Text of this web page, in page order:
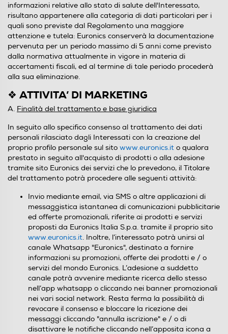
informazioni relative allo stato di salute dell'Interessato,
risultano appartenere alla categoria di dati particolari per i
quali sono previste dal Regolamento una maggiore
attenzione e tutela: Euronics conserverà la documentazione
pervenuta per un periodo massimo di 5 anni come previsto
dalla normativa attualmente in vigore in materia di
accertamenti fiscali, ed al termine di tale periodo procederà
alla sua eliminazione.
❖ ATTIVITA’ DI MARKETING
A. Finalità del trattamento e base giuridica
In seguito allo specifico consenso al trattamento dei dati
personali rilasciato dagli Interessati con la creazione del
proprio profilo personale sul sito www.euronics.it o qualora
prestato in seguito all'acquisto di prodotti o alla adesione
tramite sito Euronics dei servizi che lo prevedono, il Titolare
del trattamento potrà procedere alle seguenti attività:
Invio mediante email, via SMS o altre applicazioni di
messaggistica istantanea di comunicazioni pubblicitarie
ed offerte promozionali, riferite ai prodotti e servizi
proposti da Euronics Italia S.p.a. tramite il proprio sito
www.euronics.it. Inoltre, l’interessato potrà unirsi al
canale Whatsapp "Euronics", destinato a fornire
informazioni su promozioni, offerte dei prodotti e / o
servizi del mondo Euronics. L’adesione a suddetto
canale potrà avvenire mediante ricerca dello stesso
nell’app whatsapp o cliccando nei banner promozionali
nei vari social network. Resta ferma la possibilità di
revocare il consenso e bloccare la ricezione dei
messaggi cliccando "annulla iscrizione" e / o di
disattivare le notifiche cliccando nell’apposita icona a